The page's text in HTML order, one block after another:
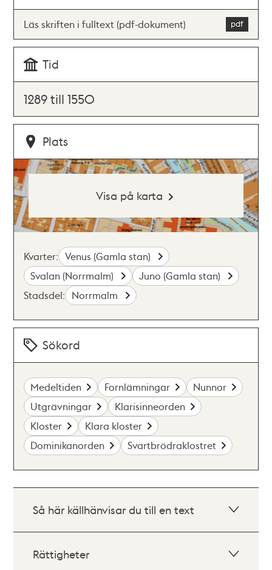
Läs skriften i fulltext (pdf-dokument)
Tid
1289 till 1550
Plats
Visa på karta
Kvarter: Venus (Gamla stan)
Svalan (Norrmalm)
Juno (Gamla stan)
Stadsdel: Norrmalm
Sökord
Medeltiden Fornlämningar
Nunnor
Utgrävningar
Klarisinneorden
Kloster
Klara kloster
Dominikanorden
Svartbrödraklostret
Så här källhänvisar du till en text
Rättigheter